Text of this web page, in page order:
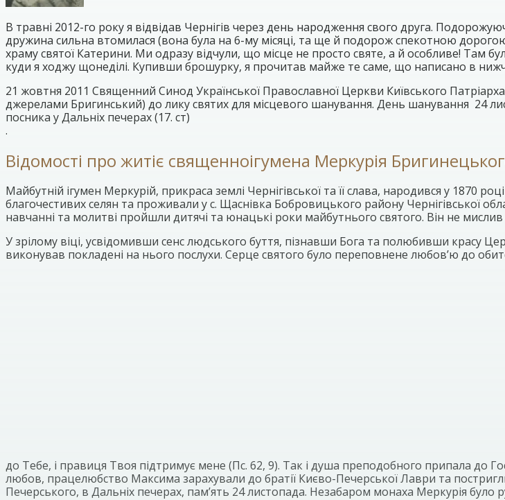
В травні 2012-го року я відвідав Чернігів через день народження свого друга.
дружина сильна втомилася (вона була на 6-му місяці, та ще й подорож спекотною
храму святої Катерини. Ми одразу відчули, що місце не просто святе, а й особливе! Там
куди я ходжу щонеділі. Купивши брошурку, я прочитав майже те саме, що написано в
21 жовтня 2011 Священний Синод Української Православної Церкви Київського
джерелами Бригинський) до лику святих для місцевого шанування. День шанування 24
посника у Дальніх печерах (17. ст)
.
Відомості про житіє священноігумена Меркурія
Майбутній ігумен Меркурій, прикраса землі Чернігівської та її слава, народився у 1870
благочестивих селян та проживали у с. Щаснівка Бобровицького району Чернігівської
навчанні та молитві пройшли дитячі та юнацькі роки майбутнього святого. Він не мислив
У зрілому віці, усвідомивши сенс людського буття, пізнавши Бога та полюбивши красу
виконував покладені на нього послухи. Серце святого було переповнене любов’ю до
до Тебе, і правиця Твоя підтримує мене (Пс. 62, 9). Так і душа преподобного припала до
любов, працелюбство Максима зарахували до братії Києво-Печерської Лаври та
Печерського, в Дальніх печерах, пам’ять 24 листопада. Незабаром монаха Меркурія було